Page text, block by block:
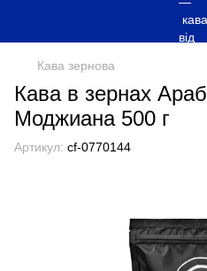
Кава зернова
Кава в зернах
Моджиана 500 г
Артикул: cf-0770144